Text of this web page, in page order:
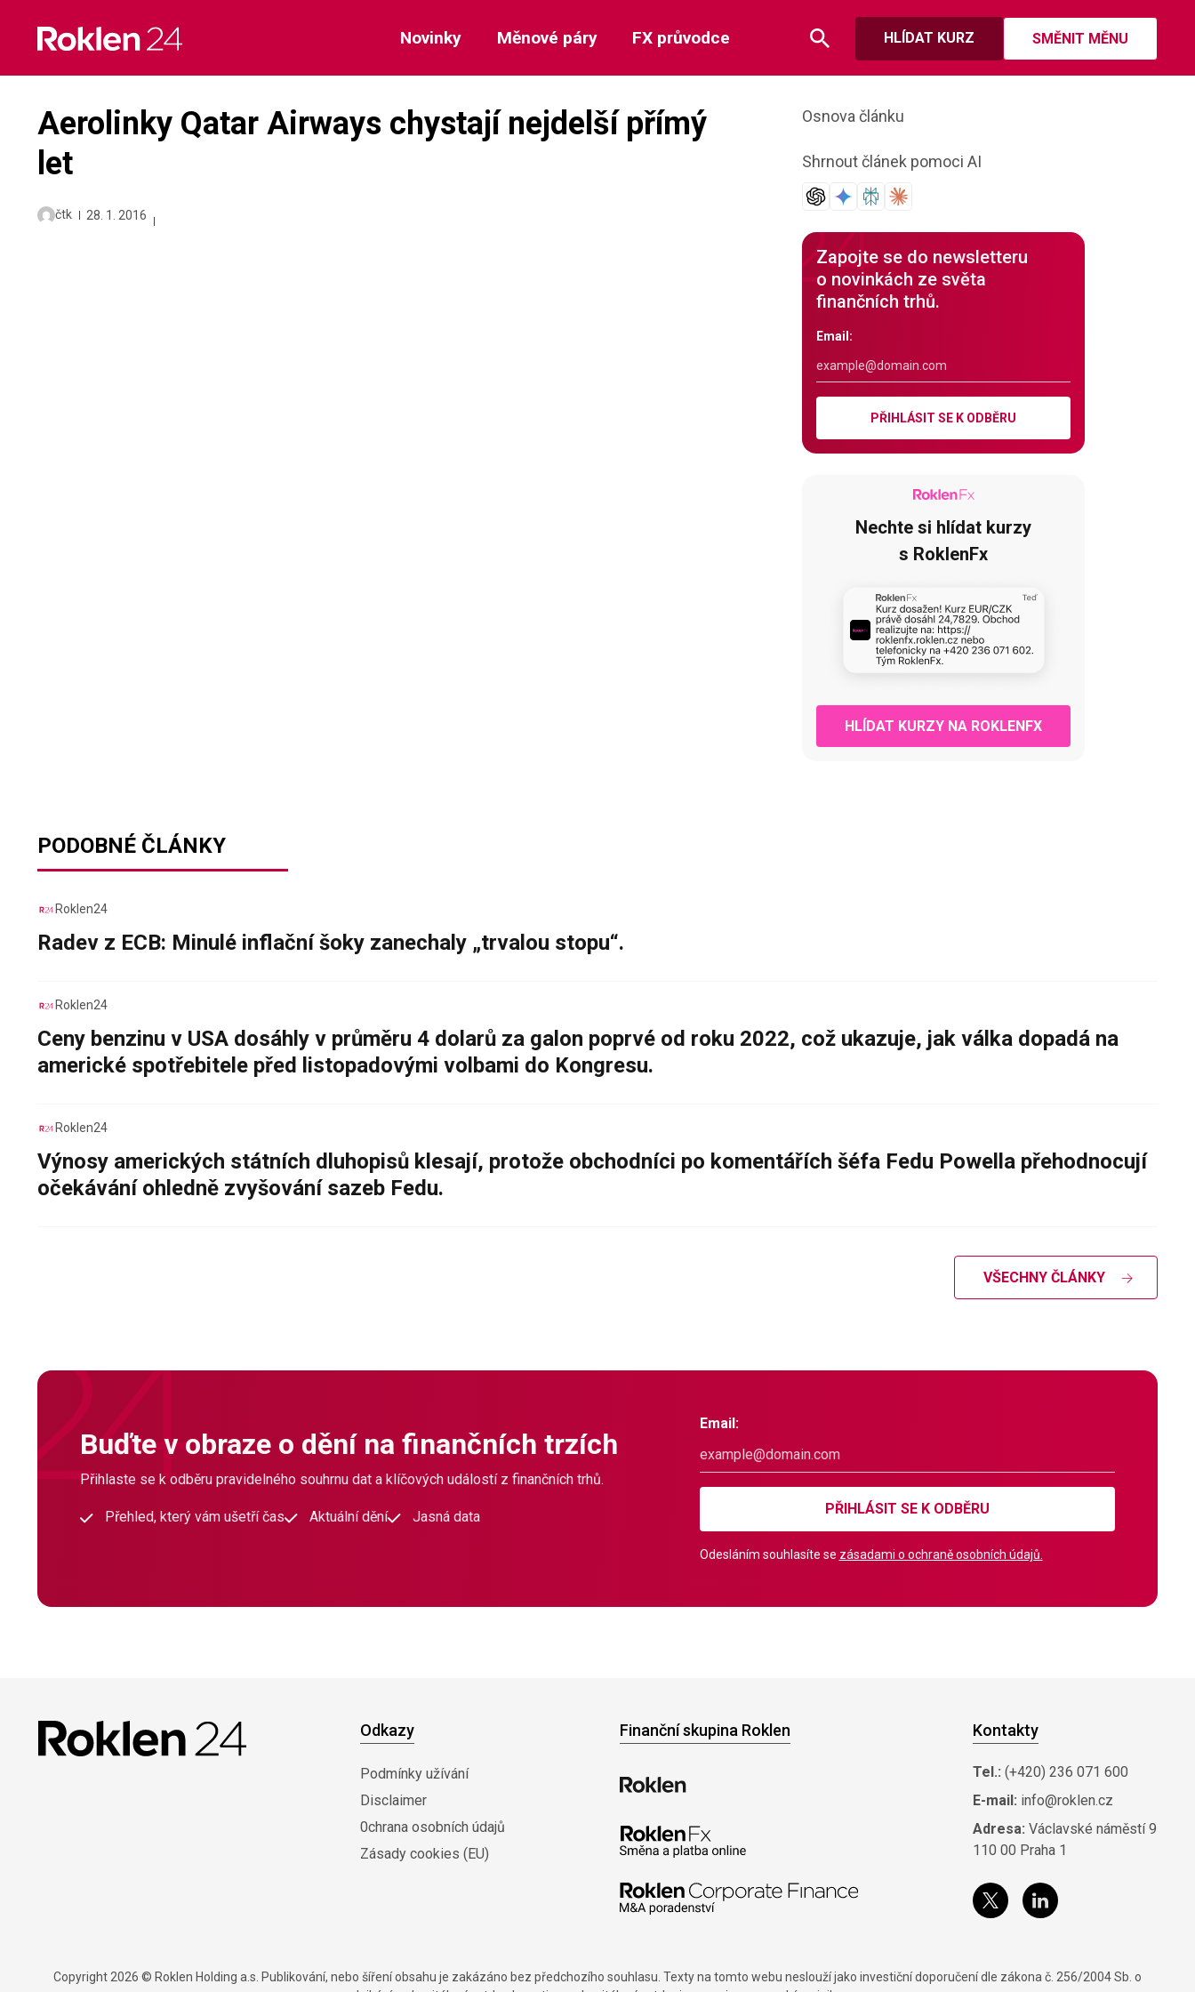
content
HLÍDAT KURZ SMĚNIT MĚNU
Novinky Měnové páry FX průvodce
Aerolinky Qatar Airways chystají nejdelší přímý
let
čtk 28. 1. 2016
Osnova článku
Shrnout článek pomoci AI
Zapojte se do newsletteru
o novinkách ze světa
finančních trhů.
Email:
PŘIHLÁSIT SE K ODBĚRU
Nechte si hlídat kurzy
s RoklenFx
HLÍDAT KURZY NA ROKLENFX
PODOBNÉ ČLÁNKY
Roklen24
Radev z ECB: Minulé inflační šoky zanechaly „trvalou stopu“.
Roklen24
Ceny benzinu v USA dosáhly v průměru 4 dolarů za galon poprvé od roku 2022, což ukazuje, jak válka dopadá na
americké spotřebitele před listopadovými volbami do Kongresu.
Roklen24
Výnosy amerických státních dluhopisů klesají, protože obchodníci po komentářích šéfa Fedu Powella přehodnocují
očekávání ohledně zvyšování sazeb Fedu.
VŠECHNY ČLÁNKY
Buďte v obraze o dění na finančních trzích
Přihlaste se k odběru pravidelného souhrnu dat a klíčových událostí z finančních trhů.
Přehled, který vám ušetří čas Aktuální dění Jasná data
Email:
PŘIHLÁSIT SE K ODBĚRU
Odesláním souhlasíte se zásadami o ochraně osobních údajů.
Odkazy
Podmínky užívání
Disclaimer
0chrana osobních údajů
Zásady cookies (EU)
Finanční skupina Roklen Kontakty
Tel.: (+420) 236 071 600
E-mail: info@roklen.cz
Adresa: Václavské náměstí 9
110 00 Praha 1
Copyright 2026 © Roklen Holding a.s. Publikování, nebo šíření obsahu je zakázáno bez předchozího souhlasu. Texty na tomto webu neslouží jako investiční doporučení dle zákona č. 256/2004 Sb. o